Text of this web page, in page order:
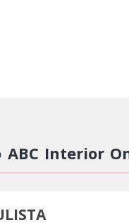
ABC Interior